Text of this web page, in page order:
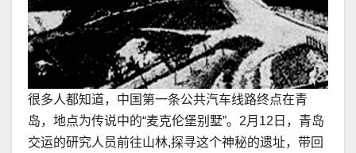
很多人都知道，中国第一条公共汽车线路终点在青
岛，地点为传说中的“麦克伦堡别墅”。2月12日，青岛
交运的研究人员前往山林,探寻这个神秘的遗址，带回